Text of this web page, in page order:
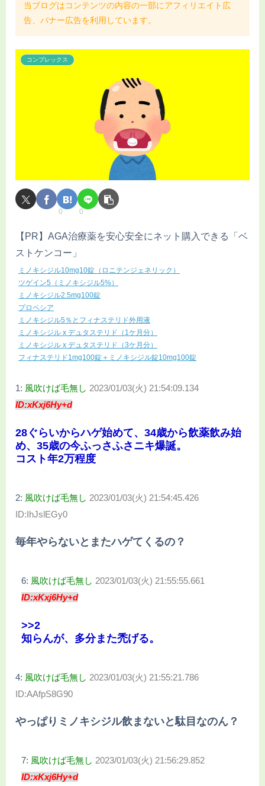
当ブログはコンテンツの内容の一部にアフィリエイト広
告、バナー広告を利用しています。
コンプレックス
0 0
【PR】AGA治療薬を安心安全にネット購入できる「ベ
ストケンコー」
ミノキシジル10mg10錠（ロニテンジェネリック）
ツゲイン5（ミノキシジル5%）
ミノキシジル2.5mg100錠
プロペシア
ミノキシジル5％とフィナステリド外用液
ミノキシジル x デュタステリド（1ケ月分）
ミノキシジル x デュタステリド（3ケ月分）
フィナステリド1mg100錠＋ミノキシジル錠10mg100錠
1: 風吹けば毛無し 2023/01/03(火) 21:54:09.134
ID:xKxj6Hy+d
28ぐらいからハゲ始めて、34歳から飲薬飲み始
め、35歳の今ふっさふさニキ爆誕。
コスト年2万程度
2: 風吹けば毛無し 2023/01/03(火) 21:54:45.426
ID:IhJslEGy0
毎年やらないとまたハゲてくるの？
6: 風吹けば毛無し 2023/01/03(火) 21:55:55.661
ID:xKxj6Hy+d
>>2
知らんが、多分また禿げる。
4: 風吹けば毛無し 2023/01/03(火) 21:55:21.786
ID:AAfpS8G90
やっぱりミノキシジル飲まないと駄目なのん？
7: 風吹けば毛無し 2023/01/03(火) 21:56:29.852
ID:xKxj6Hy+d